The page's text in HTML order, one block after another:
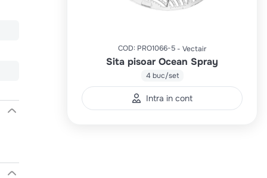
COD: PRO1066-5 Vectair
Sita pisoar Ocean Spray
4 buc/set
Intra in cont